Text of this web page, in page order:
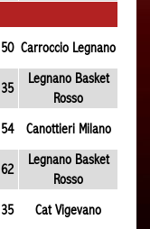
50 Carroccio Legnano
35
Legnano Basket
Rosso
54 Canottieri Milano
62
Legnano Basket
Rosso
35 Cat Vigevano